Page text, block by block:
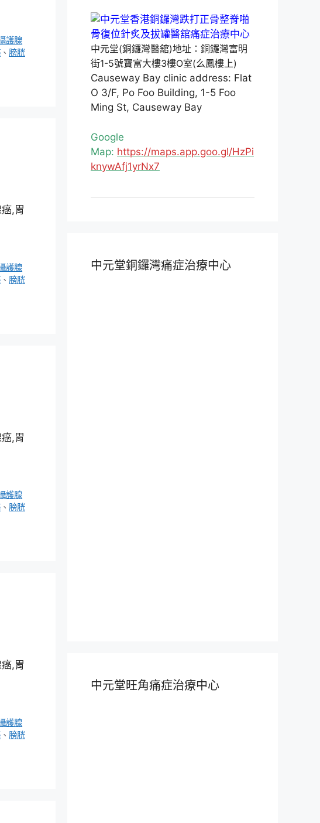
護腺
、 膀胱
,胃
護腺
、 膀胱
,胃
護腺
、 膀胱
,胃
護腺
、 膀胱
中元堂(銅鑼灣醫舘)地址：銅鑼灣富明
街1-5號寶富大樓3樓O室(么鳳樓上)
Causeway Bay clinic address: Flat
O 3/F, Po Foo Building, 1-5 Foo
Ming St, Causeway Bay
Google
Map: https://maps.app.goo.gl/HzPi
knywAfj1yrNx7
中元堂銅鑼灣痛症治療中心
中元堂旺角痛症治療中心